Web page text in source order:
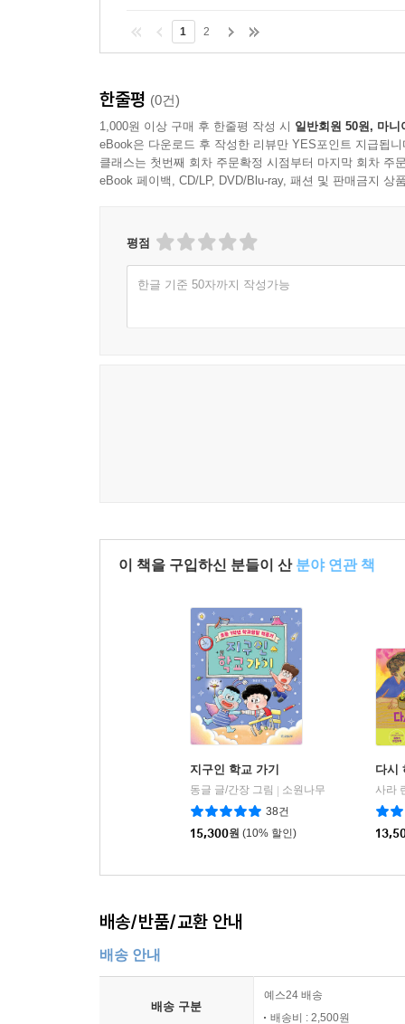
1 2
한줄평 (0건)
1,000원 이상 구매 후 한줄평 작성 시 일반회원 50원, 마니
eBook은 다운로드 후 작성한 리뷰만 YES포인트 지급됩니
클래스는 첫번째 회차 주문확정 시점부터 마지막 회차 주
eBook 페이백, CD/LP, DVD/Blu-ray, 패션 및 판매금지 상
평점
한글 기준 50자까지 작성가능
이 책을 구입하신 분들이 산 분야 연관 책
지구인 학교 가기
동글 글/간장 그림 | 소원나무
38건
15,300원 (10% 할인)
다시
배송/반품/교환 안내
배송 안내
배송 구분
예스24 배송
배송비 : 2,500원